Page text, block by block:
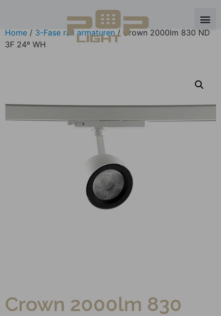
Home / 3-Fase rail armaturen / Crown 2000lm 830 ND
3F 24º WH
Crown 2000lm 830